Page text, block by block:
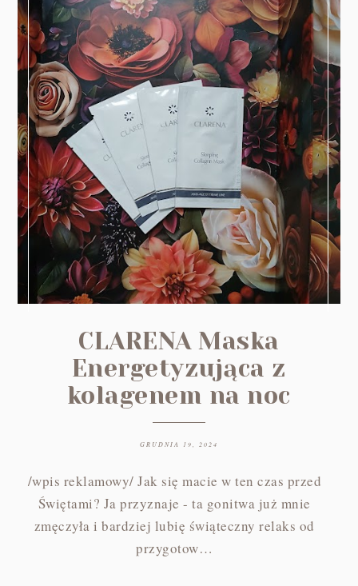
CLARENA Maska
Energetyzująca z
kolagenem na noc
GRUDNIA 19, 2024
/wpis reklamowy/ Jak się macie w ten czas przed
Świętami? Ja przyznaje - ta gonitwa już mnie
zmęczyła i bardziej lubię świąteczny relaks od
przygotow…